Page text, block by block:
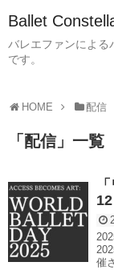
Ballet
バレエファンによる
です。
HOME 配信
「 配信」 一覧
催